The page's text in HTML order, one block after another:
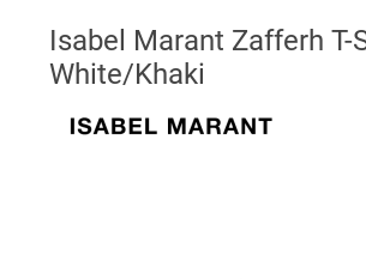
Isabel Marant Zafferh T-
White/Khaki